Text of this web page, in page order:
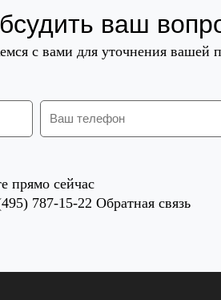
ваш
с вами для уточнения вашей
прямо сейчас
787-15-22 Обратная связь